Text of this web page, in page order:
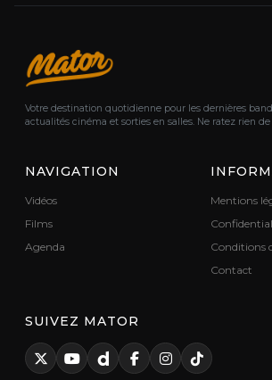
Votre destination quotidienne pour les dernières
actualités cinéma et sorties en salles. Ne ratez rien
NAVIGATION
Vidéos
Films
Agenda
Mentions
Conditions
Contact
SUIVEZ MATOR